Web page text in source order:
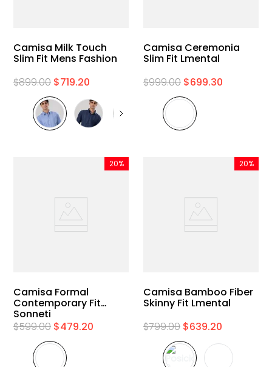
Camisa Milk Touch
Slim Fit Mens Fashion
$899.00 $719.20
Camisa Ceremonia
Slim Fit Lmental
$999.00 $699.30
20%
Camisa Formal
Contemporary Fit
Sonneti
$599.00 $479.20
20%
Camisa Bamboo Fiber
Skinny Fit Lmental
$799.00 $639.20